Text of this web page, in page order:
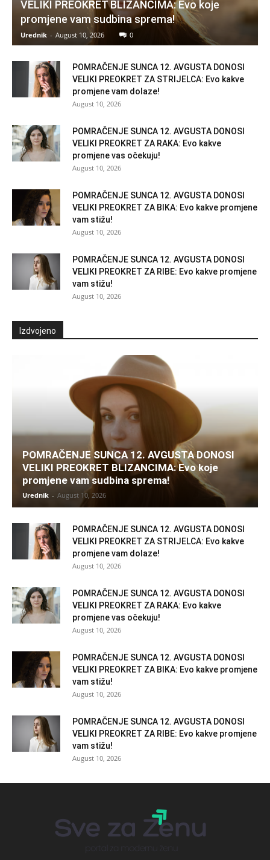
VELIKI PREOKRET BLIZANCIMA: Evo koje
promjene vam sudbina sprema!
Urednik - August 10, 2026 0
POMRAČENJE SUNCA 12. AVGUSTA DONOSI
VELIKI PREOKRET ZA STRIJELCA: Evo kakve
promjene vam dolaze!
August 10, 2026
POMRAČENJE SUNCA 12. AVGUSTA DONOSI
VELIKI PREOKRET ZA RAKA: Evo kakve
promjene vas očekuju!
August 10, 2026
POMRAČENJE SUNCA 12. AVGUSTA DONOSI
VELIKI PREOKRET ZA BIKA: Evo kakve promjene
vam stižu!
August 10, 2026
POMRAČENJE SUNCA 12. AVGUSTA DONOSI
VELIKI PREOKRET ZA RIBE: Evo kakve promjene
vam stižu!
August 10, 2026
Izdvojeno
POMRAČENJE SUNCA 12. AVGUSTA DONOSI
VELIKI PREOKRET BLIZANCIMA: Evo koje
promjene vam sudbina sprema!
Urednik - August 10, 2026
POMRAČENJE SUNCA 12. AVGUSTA DONOSI
VELIKI PREOKRET ZA STRIJELCA: Evo kakve
promjene vam dolaze!
August 10, 2026
POMRAČENJE SUNCA 12. AVGUSTA DONOSI
VELIKI PREOKRET ZA RAKA: Evo kakve
promjene vas očekuju!
August 10, 2026
POMRAČENJE SUNCA 12. AVGUSTA DONOSI
VELIKI PREOKRET ZA BIKA: Evo kakve promjene
vam stižu!
August 10, 2026
POMRAČENJE SUNCA 12. AVGUSTA DONOSI
VELIKI PREOKRET ZA RIBE: Evo kakve promjene
vam stižu!
August 10, 2026